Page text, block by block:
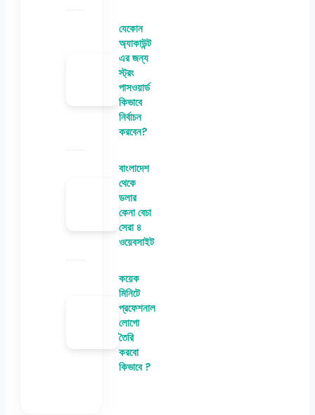
যেকোন
অ্যাকাউন্ট
এর জন্য
স্ট্রং
পাসওয়ার্ড
কিভাবে
নির্বাচন
করবেন?
বাংলাদেশ
থেকে
ডলার
কেনা বেচা
সেরা ৪
ওয়েবসাইট
কয়েক
মিনিটে
প্রফেশনাল
লোগো
তৈরি
করবো
কিভাবে ?